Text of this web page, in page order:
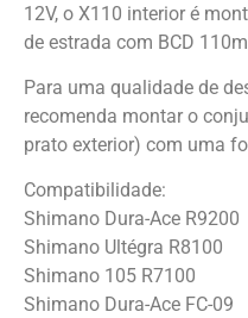
12V, o X110 interior é
de estrada com BCD
Para uma qualidade de
recomenda montar o
prato exterior) com uma
Compatibilidade:
Shimano Dura-Ace R9200
Shimano Ultégra R8100
Shimano 105 R7100
Shimano Dura-Ace FC-09